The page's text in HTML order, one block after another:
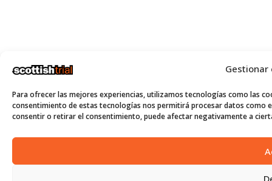
Para ofrecer las mejores experiencias, utilizamos tecnologías como las
consentimiento de estas tecnologías nos permitirá procesar datos como
consentir o retirar el consentimiento, puede afectar negativamente a